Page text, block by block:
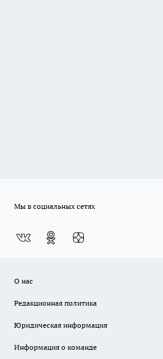
Мы в социальных сетях
О нас
Редакционная политика
Юридическая информация
Информация о команде